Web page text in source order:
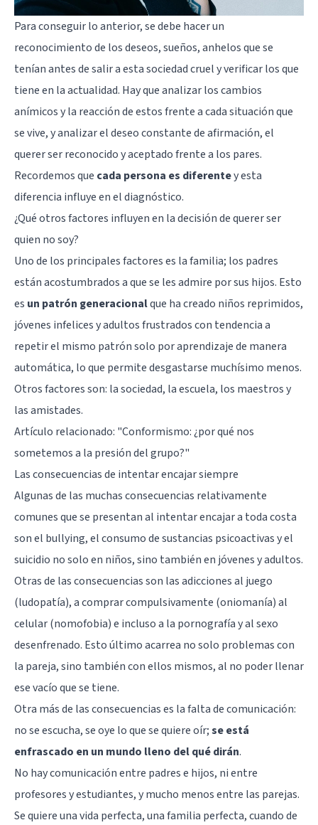
Para conseguir lo anterior, se debe hacer un
reconocimiento de los deseos, sueños, anhelos que se
tenían antes de salir a esta sociedad cruel y verificar los que
tiene en la actualidad. Hay que analizar los cambios
anímicos y la reacción de estos frente a cada situación que
se vive, y analizar el deseo constante de afirmación, el
querer ser reconocido y aceptado frente a los pares.
Recordemos que cada persona es diferentey esta
diferencia influye en el diagnóstico.
¿Qué otros factores influyen en la decisión de querer ser
quien no soy?
Uno de los principales factores es la familia; los padres
están acostumbrados a que se les admire por sus hijos. Esto
es un patrón generacionalque ha creado niños reprimidos,
jóvenes infelices y adultos frustrados con tendencia a
repetir el mismo patrón solo por aprendizaje de manera
automática, lo que permite desgastarse muchísimo menos.
Otros factores son: la sociedad, la escuela, los maestros y
las amistades.
Artículo relacionado: "Conformismo: ¿por qué nos
sometemos a la presión del grupo?"
Las consecuencias de intentar encajar siempre
Algunas de las muchas consecuencias relativamente
comunes que se presentan al intentar encajar a toda costa
son el bullying, el consumo de sustancias psicoactivas y el
suicidio no solo en niños, sino también en jóvenes y adultos.
Otras de las consecuencias son las adicciones al juego
(ludopatía), a comprar compulsivamente (oniomanía) al
celular (nomofobia) e incluso a la pornografía y al sexo
desenfrenado. Esto último acarrea no solo problemas con
la pareja, sino también con ellos mismos, al no poder llenar
ese vacío que se tiene.
Otra más de las consecuencias es la falta de comunicación:
no se escucha, se oye lo que se quiere oír;se está
enfrascado en un mundo lleno del qué dirán.
No hay comunicación entre padres e hijos, ni entre
profesores y estudiantes, y mucho menos entre las parejas.
Se quiere una vida perfecta, una familia perfecta, cuando de